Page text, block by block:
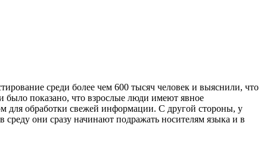
среди более чем 600 тысяч человек и выяснили, что
было показано, что взрослые люди имеют явное
для обработки свежей информации. С другой стороны, у
они сразу начинают подражать носителям языка и в